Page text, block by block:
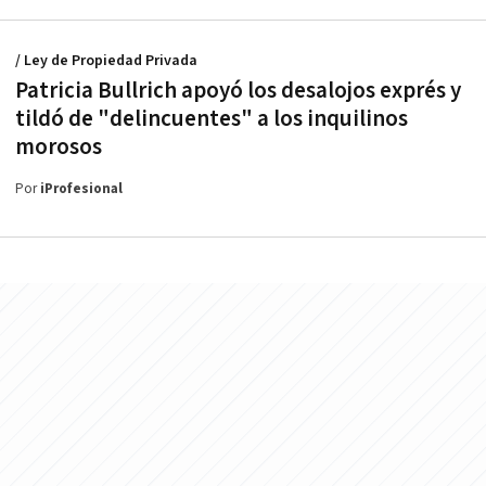
Patricia Bullrich apoyó los desalojos exprés y
tildó de "delincuentes" a los inquilinos
morosos
/ Ley de Propiedad Privada
PoriProfesional